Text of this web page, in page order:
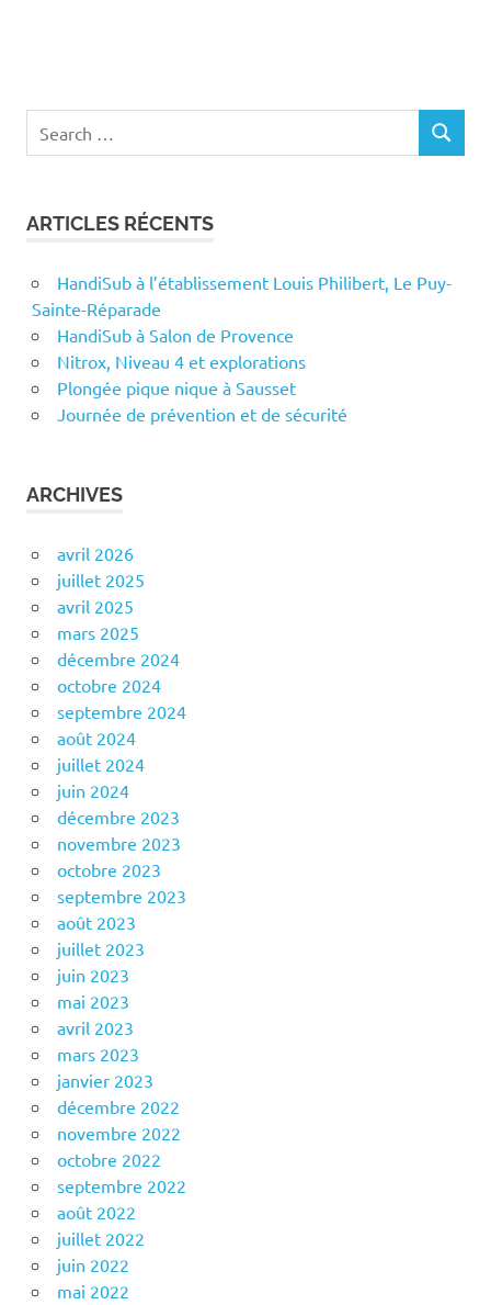
for:
SEARCH
ARTICLES RÉCENTS
HandiSub à l’établissement Louis Philibert, Le Puy-
Sainte-Réparade
HandiSub à Salon de Provence
Nitrox, Niveau 4 et explorations
Plongée pique nique à Sausset
Journée de prévention et de sécurité
ARCHIVES
avril 2026
juillet 2025
avril 2025
mars 2025
décembre 2024
octobre 2024
septembre 2024
août 2024
juillet 2024
juin 2024
décembre 2023
novembre 2023
octobre 2023
septembre 2023
août 2023
juillet 2023
juin 2023
mai 2023
avril 2023
mars 2023
janvier 2023
décembre 2022
novembre 2022
octobre 2022
septembre 2022
août 2022
juillet 2022
juin 2022
mai 2022